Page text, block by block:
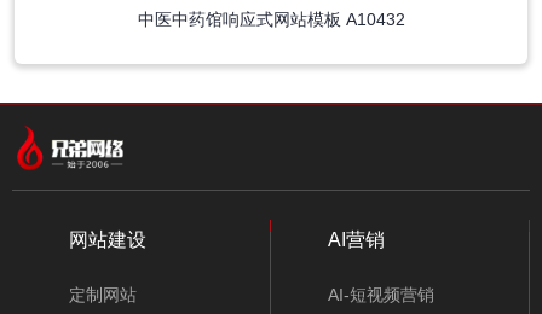
中医中药馆响应式网站模板 A10432
网站建设
定制网站
AI营销
AI-短视频营销